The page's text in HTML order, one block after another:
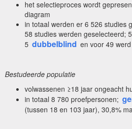
het selectieproces wordt
diagram
in totaal werden er 6 526 studies
58 studies werden geselecteerd;
5 dubbelblind en voor 49
Bestudeerde populatie
volwassenen ≥18 jaar ongeacht
in totaal 8 780 proefpersonen;
(tussen 18 en 103 jaar), 30,8%